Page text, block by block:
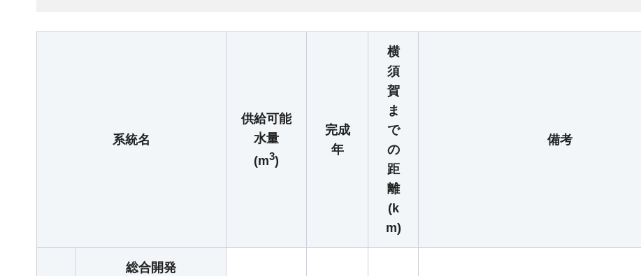
系統名
供給可能
水量
(m3)
完成
年
横
須
賀
ま
で
の
距
離
(k
m)
備考
総合開発